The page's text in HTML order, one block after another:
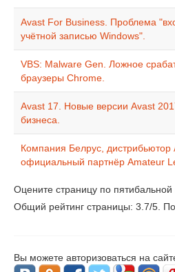
Avast For Business. Проблема
учётной записью Windows".
VBS: Malware Gen. Ложное
браузеры Chrome.
Avast 17. Новые версии Avast
бизнеса.
Компания Белрус,
официальный партнёр Amateur
Оцените страницу по
Общий рейтинг страницы: 3.7/5 .
Вы можете авторизоваться на